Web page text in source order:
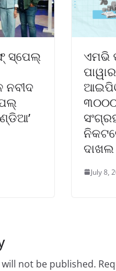
ସ୍ପେଲ୍
ନବୀଦ
ଏମଭି
ଦାଖଲ
July 8,
not be published.